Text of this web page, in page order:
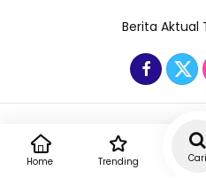
Berita Aktual
Copyright @2025 Pojok
Home Trending Cari